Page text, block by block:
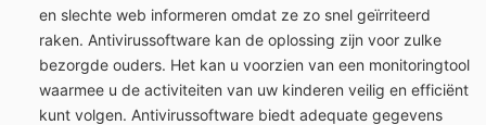
en slechte web informeren omdat ze zo snel geïrriteerd
raken. Antivirussoftware kan de oplossing zijn voor zulke
bezorgde ouders. Het kan u voorzien van een monitoringtool
waarmee u de activiteiten van uw kinderen veilig en efficiënt
kunt volgen. Antivirussoftware biedt adequate gegevens